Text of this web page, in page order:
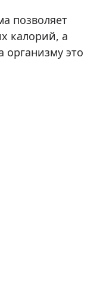
позволяет
калорий, а
организму это